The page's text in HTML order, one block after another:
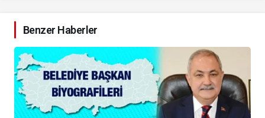
Benzer Haberler